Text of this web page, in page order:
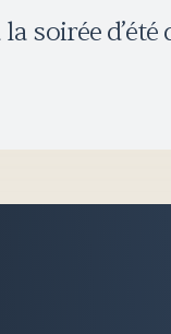
soirée d’été